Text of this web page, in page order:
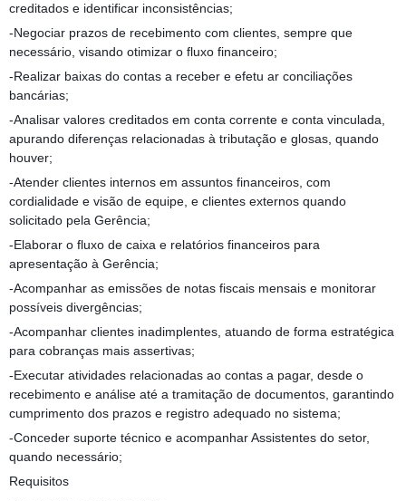
creditados e identificar inconsistências;
-Negociar prazos de recebimento com clientes, sempre que
necessário, visando otimizar o fluxo financeiro;
-Realizar baixas do contas a receber e efetu ar conciliações
bancárias;
-Analisar valores creditados em conta corrente e conta vinculada,
apurando diferenças relacionadas à tributação e glosas, quando
houver;
-Atender clientes internos em assuntos financeiros, com
cordialidade e visão de equipe, e clientes externos quando
solicitado pela Gerência;
-Elaborar o fluxo de caixa e relatórios financeiros para
apresentação à Gerência;
-Acompanhar as emissões de notas fiscais mensais e monitorar
possíveis divergências;
-Acompanhar clientes inadimplentes, atuando de forma estratégica
para cobranças mais assertivas;
-Executar atividades relacionadas ao contas a pagar, desde o
recebimento e análise até a tramitação de documentos, garantindo
cumprimento dos prazos e registro adequado no sistema;
-Conceder suporte técnico e acompanhar Assistentes do setor,
quando necessário;
Requisitos